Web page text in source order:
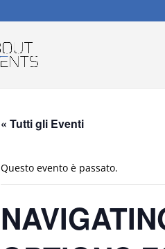
« Tutti gli Eventi
Questo evento è passato.